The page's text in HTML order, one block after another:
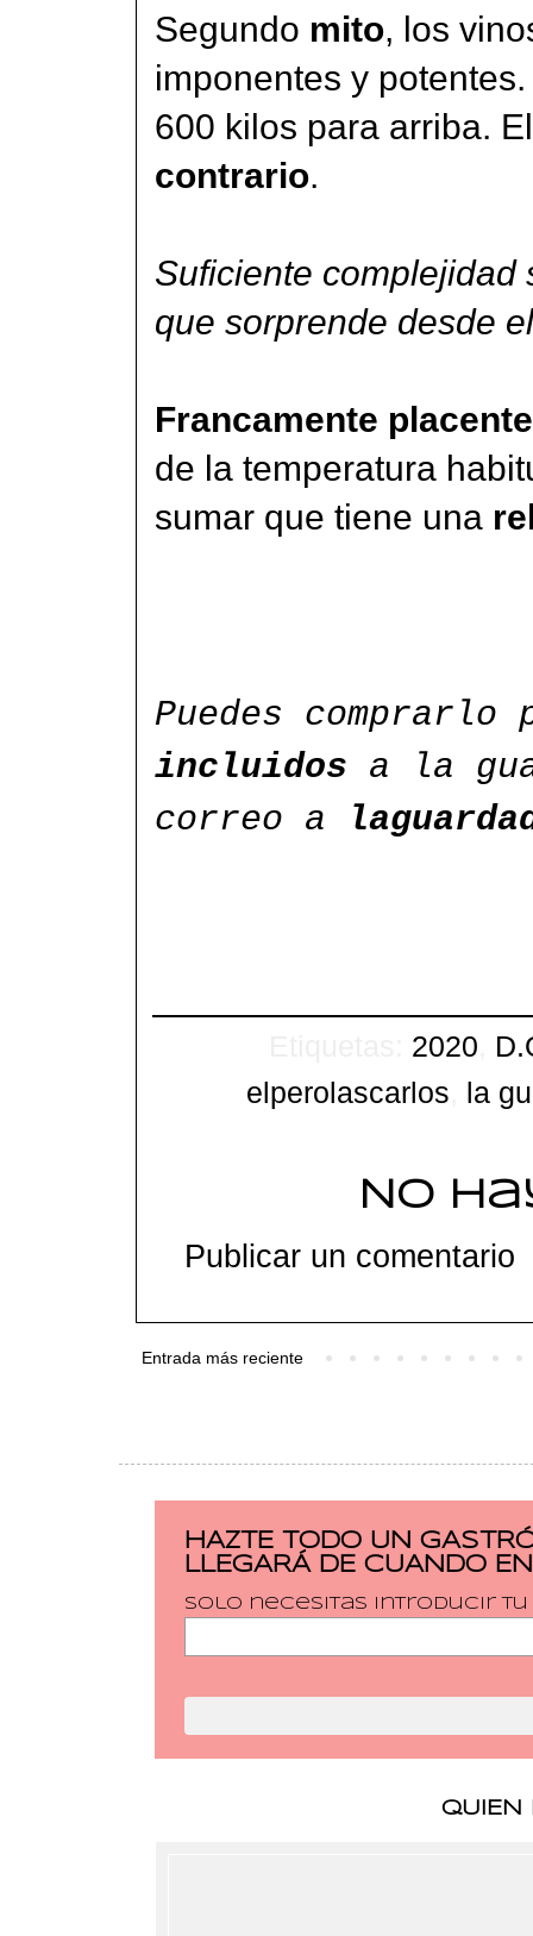
Segundo mito, los
imponentes y
600 kilos para arriba.
contrario.
Suficiente complejidad
que sorprende desde
Francamente
de la temperatura
sumar que tiene una
Puedes
incluidos a la
correo a
2020
elperolascarlos
la
No
Publicar un comentario
Entrada más reciente
HAZTE TODO UN
LLEGARÁ DE CUANDO
Solo necesitas introducir
QUIEN